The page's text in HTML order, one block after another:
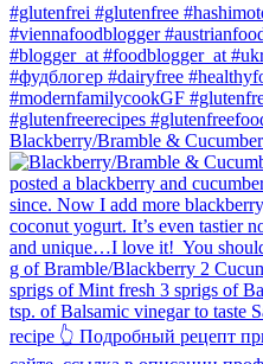
Blackberry/Bramble &